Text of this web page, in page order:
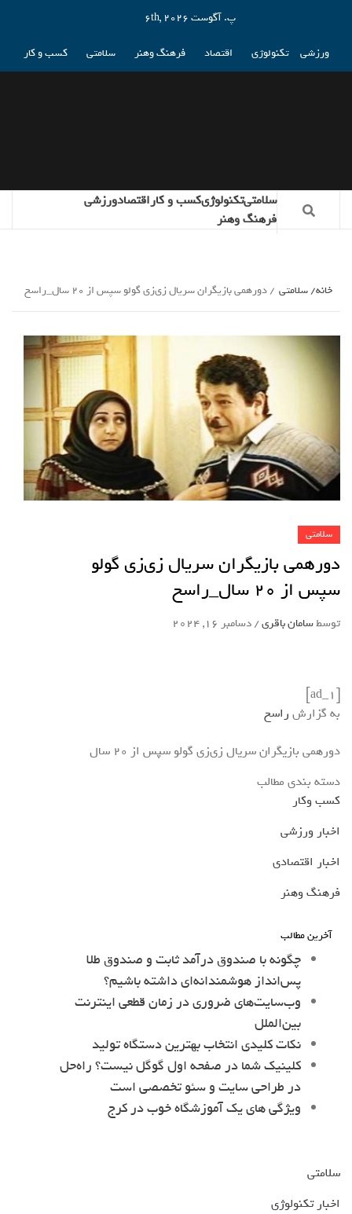
پ. آگوست 6th, 2026
ورزشی تکنولوژی اقتصاد فرهنگ وهنر سلامتی کسب و کار
سلامتیتکنولوژیکسب و کاراقتصادورزشی
فرهنگ وهنر
خانه سلامتی دورهمی بازیگران سریال زی‌زی گولو سپس از ۲۰ سال_راسخ
سلامتی
دورهمی بازیگران سریال زی‌زی گولو
سپس از ۲۰ سال_راسخ
توسطسامان باقری/دسامبر 16, 2024
به گزارش راسخ
دورهمی بازیگران سریال زی‌زی گولو سپس از ۲۰ سال
دسته بندی مطالب
کسب وکار
اخبار ورزشی
اخبار اقتصادی
فرهنگ وهنر
آخرین مطالب
چگونه با صندوق درآمد ثابت و صندوق طلا
پس‌انداز هوشمندانه‌ای داشته باشیم؟
وب‌سایت‌های ضروری در زمان قطعی اینترنت
بین‌الملل
نکات کلیدی انتخاب بهترین دستگاه تولید
کلینیک شما در صفحه اول گوگل نیست؟ راه‌حل
در طراحی سایت و سئو تخصصی است
ویژگی های یک آموزشگاه خوب در کرج
سلامتی
اخبار تکنولوژی